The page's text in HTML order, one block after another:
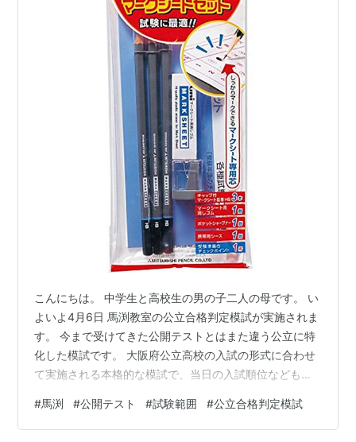
こんにちは。 中学生と高校生の男の子二人の母です。 い
よいよ4月6日 馬渕教室の公立合格判定模試が実施されま
す。 今まで受けてきた公開テストとはまた違う公立に特
化した模試です。 大阪府公立高校の入試の形式に合わせ
て実施される本格的な模試で、当日の入試順位なども予
※塾生はお金を払っていると思います(汗) 公開テスト同
様、一応試験範囲が存在します。 公立合格判定模試試験
#馬渕 #公開テスト #試験範囲 #公立合格判定模試